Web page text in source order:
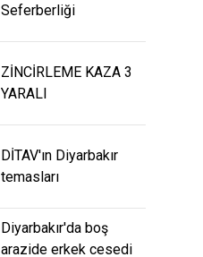
Seferberliği
ZİNCİRLEME KAZA 3
YARALI
DİTAV'ın Diyarbakır
temasları
Diyarbakır'da boş
arazide erkek cesedi